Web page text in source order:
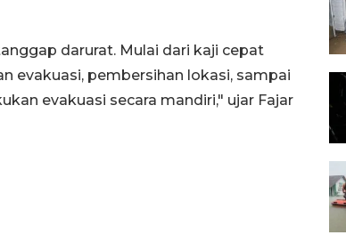
darurat. Mulai dari kaji cepat
evakuasi, pembersihan lokasi, sampai
evakuasi secara mandiri," ujar Fajar